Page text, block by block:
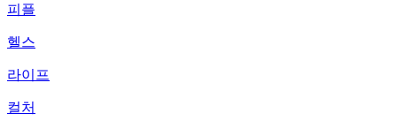
피플
헬스
라이프
컬처